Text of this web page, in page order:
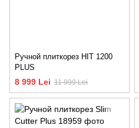
Ручной плиткорез HIT 1200
PLUS
8 999 Lei 11 999 Lei